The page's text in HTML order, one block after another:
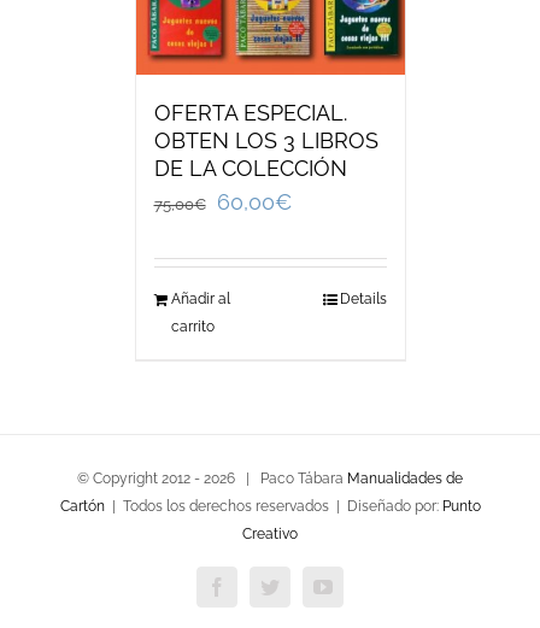
OFERTA ESPECIAL.
OBTEN LOS 3 LIBROS
DE LA COLECCIÓN
75,00€ 60,00€
Añadir al
carrito
Details
© Copyright 2012 - 2026 | Paco Tábara Manualidades de
Cartón| Todos los derechos reservados | Diseñado por: Punto
Creativo
FacebookTwitterYouTube